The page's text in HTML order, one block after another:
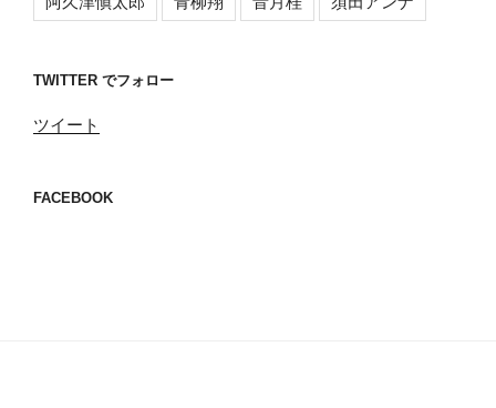
TWITTER でフォロー
ツイート
FACEBOOK